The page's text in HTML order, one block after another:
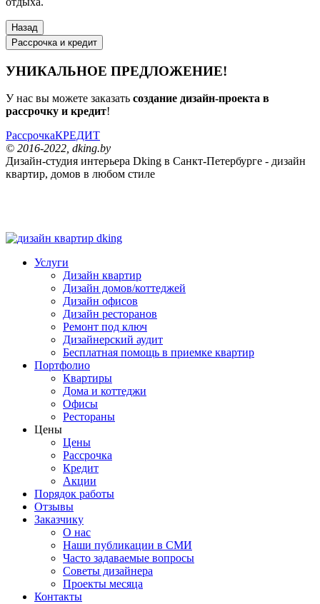
Рассрочка и кредит
УНИКАЛЬНОЕ ПРЕДЛОЖЕНИЕ!
У нас вы можете заказать создание дизайн-проекта в
рассрочку и кредит!
РассрочкаКРЕДИТ
© 2016-2022, dking.by
Дизайн-студия интерьера Dking в Санкт-Петербурге - дизайн
квартир, домов в любом стиле
dking
Услуги
Дизайн квартир
Дизайн домов/коттеджей
Дизайн офисов
Дизайн ресторанов
Ремонт под ключ
Дизайнерский аудит
Бесплатная помощь в приемке квартир
Портфолио
Квартиры
Дома и коттеджи
Офисы
Рестораны
Цены
Цены
Рассрочка
Кредит
Акции
Порядок работы
Отзывы
Заказчику
О нас
Наши публикации в СМИ
Часто задаваемые вопросы
Советы дизайнера
Проекты месяца
Контакты